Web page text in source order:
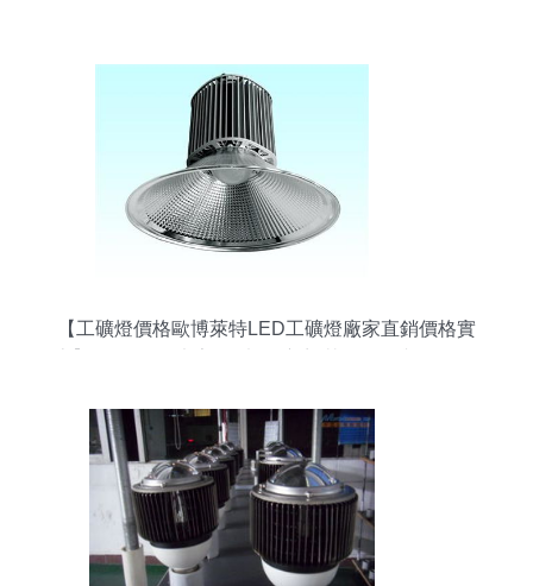
【工礦燈價格歐博萊特LED工礦燈廠家直銷價格實